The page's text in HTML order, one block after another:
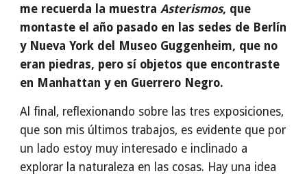
me recuerda la muestraAsterismos, que
montaste el año pasado en las sedes de Berlín
y Nueva York del Museo Guggenheim, que no
eran piedras, pero sí objetos que encontraste
en Manhattan y en Guerrero Negro.
Al final, reflexionando sobre las tres exposiciones,
que son mis últimos trabajos, es evidente que por
un lado estoy muy interesado e inclinado a
explorar la naturaleza en las cosas. Hay una idea